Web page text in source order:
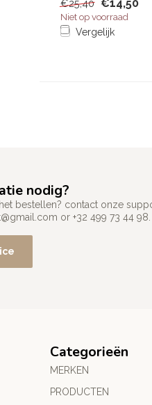
Therapy Conditi...
€25,40 €14,50
Niet op voorraad
Vergelijk
nodig?
bestellen? contact onze
or +32 499 73 44
Categorieën
MERKEN
PRODUCTEN